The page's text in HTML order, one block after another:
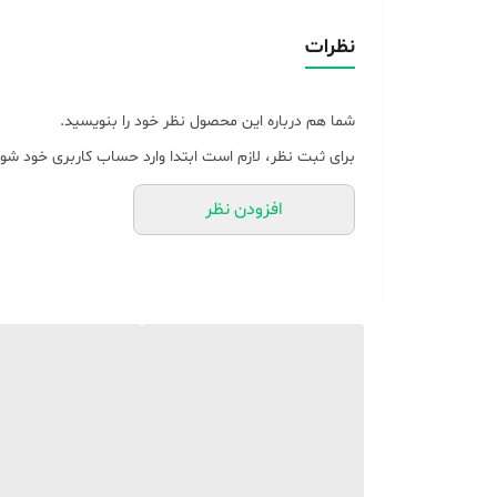
نظرات
شما هم درباره این محصول نظر خود را بنویسید.
برای ثبت نظر، لازم است ابتدا وارد حساب کاربری خود
افزودن نظر